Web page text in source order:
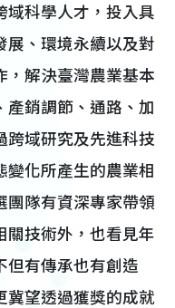
域科學人才，投入具
展、環境永續以及對
，解決臺灣農業基本
產銷調節、通路、加
跨域研究及先進科技
化所產生的農業相
團隊有資深專家帶領
關技術外，也看見年
但有傳承也有創造
冀望透過獲獎的成就